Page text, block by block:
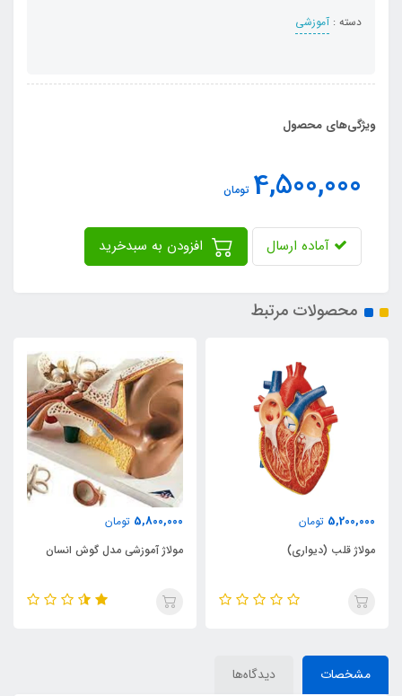
دسته : آموزشی
ویژگی‌های محصول
4,500,000 تومان
آماده ارسال
محصولات مرتبط
5,200,000 تومان
مولاژ قلب (دیواری)
5,800,000 تومان
مولاژ آموزشی مدل گوش انسان
مشخصات دیدگاه‌ها